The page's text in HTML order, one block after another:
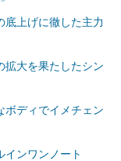
底上げに徹した主力
拡大を果たしたシン
ボディでイメチェン
インワンノート